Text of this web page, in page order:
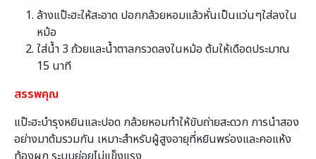
ล้างแป๊ะฮะให้สะอาด ปอกกล้วยหอมแล้วหั่นเป็นแว่นๆใส่ลงใน
หม้อ
ใส่น้ำ 3 ถ้วยและน้ำตาลกรวดลงในหม้อ ต้มให้เดือดประมาณ
15 นาที
สรรพคุณ
แป๊ะฮะบำรุงหยินและปอด กล้วยหอมทำให้ขับถ่ายสะดวก การนำสอง
อย่างมาต้มรวมกัน เหมาะสำหรับผู้สูงอายุที่หยินพร่องและคอแห้ง